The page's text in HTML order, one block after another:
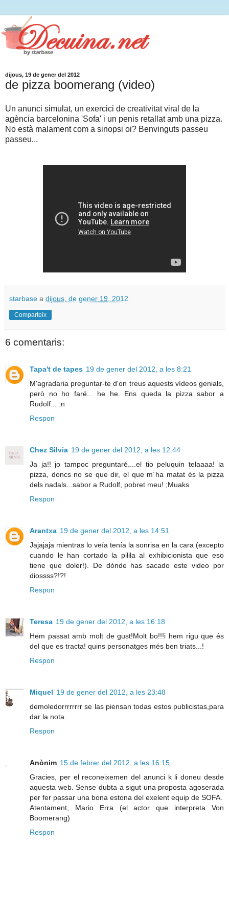
dijous, 19 de gener del 2012
de pizza boomerang (video)
Un anunci simulat, un exercici de creativitat viral de la
agència barcelonina 'Sofa' i un penis retallat amb una pizza.
No està malament com a sinopsi oi? Benvinguts passeu
passeu...
starbase a dijous, de gener 19, 2012
Comparteix
6 comentaris:
Tapa't de tapes 19 de gener del 2012, a les 8:21
M'agradaria preguntar-te d'on treus aquests vídeos genials,
però no ho faré... he he. Ens queda la pizza sabor a
Rudolf... :n
Respon
Chez Silvia 19 de gener del 2012, a les 12:44
Ja ja!! jo tampoc preguntaré....el tio peluquin telaaaa! la
pizza, doncs no se que dir, el que m´ha matat és la pizza
dels nadals...sabor a Rudolf, pobret meu! ;Muaks
Respon
Arantxa 19 de gener del 2012, a les 14:51
Jajajaja mientras lo veía tenía la sonrisa en la cara (excepto
cuando le han cortado la pilila al exhibicionista que eso
tiene que doler!). De dónde has sacado este video por
diossss?!?!
Respon
Teresa 19 de gener del 2012, a les 16:18
Hem passat amb molt de gust!Molt bo!!!i hem rigu que és
del que es tracta! quins personatges més ben triats...!
Respon
Miquel 19 de gener del 2012, a les 23:48
demoledorrrrrrrr se las piensan todas estos publicistas,para
dar la nota.
Respon
Anònim 15 de febrer del 2012, a les 16:15
Gracies, per el reconeixemen del anunci k li doneu desde
aquesta web. Sense dubta a sigut una proposta agoserada
per fer passar una bona estona del exelent equip de SOFA.
Atentament, Mario Erra (el actor que interpreta Von
Boomerang)
Respon